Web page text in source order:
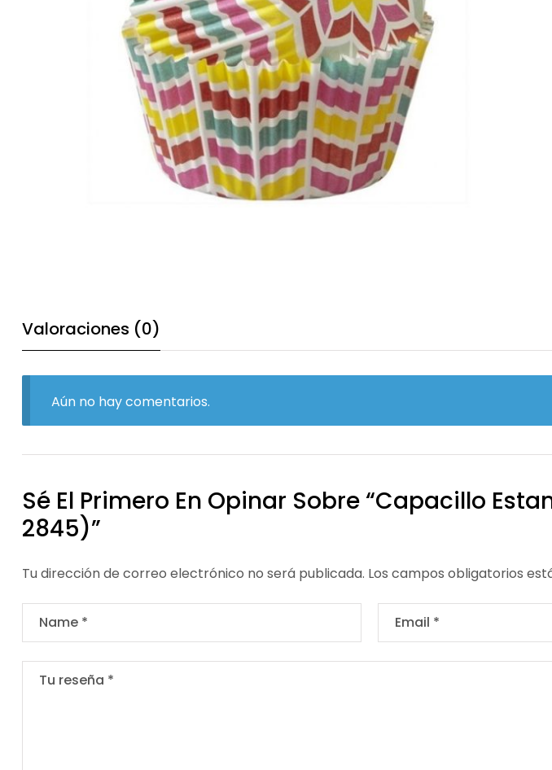
Valoraciones (0)
Aún no hay comentarios.
Sé El Primero En Opinar Sobre “Capacillo
2845)”
Tu dirección de correo electrónico no será publicada. Los campos obligatorios